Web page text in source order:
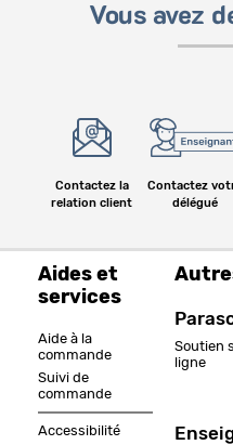
Vous avez
Contactez la
relation client
Contactez
délégué
Aides et
services
Aide à la
commande
Suivi de
commande
Accessibilité
Soutien
ligne